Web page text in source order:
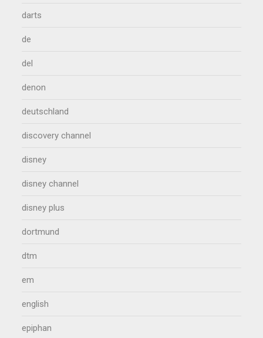
darts
de
del
denon
deutschland
discovery channel
disney
disney channel
disney plus
dortmund
dtm
em
english
epiphan